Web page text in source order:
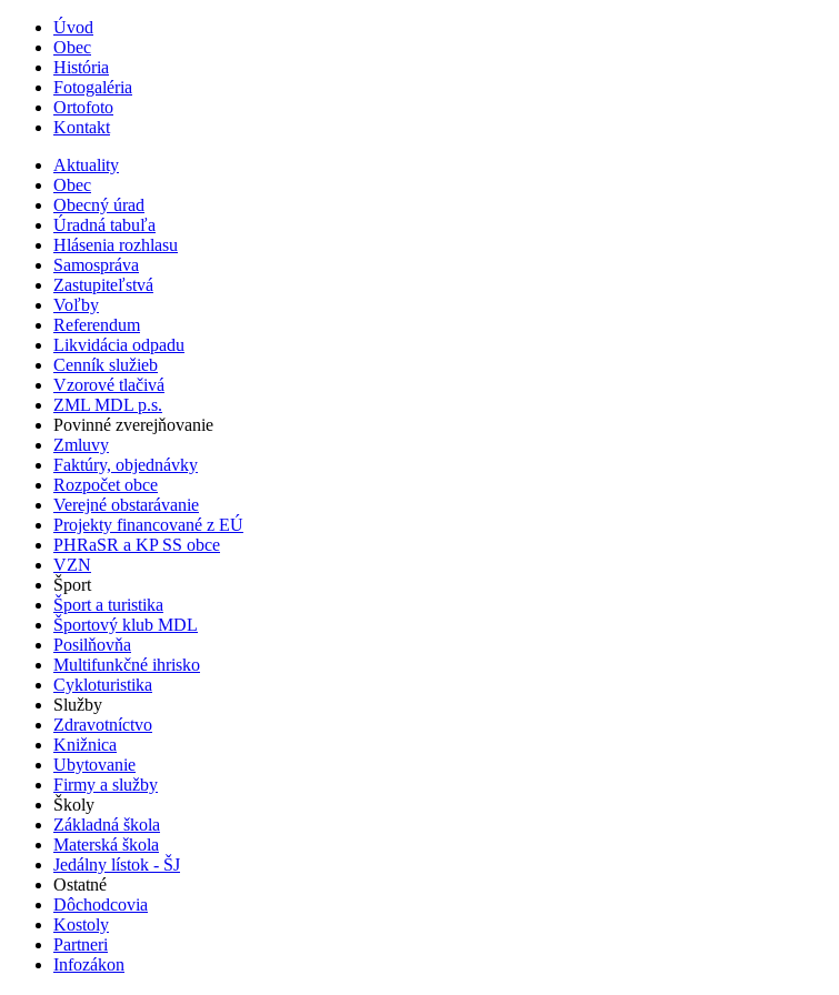
Úvod
Obec
História
Fotogaléria
Ortofoto
Kontakt
Aktuality
Obec
Obecný úrad
Úradná tabuľa
Hlásenia rozhlasu
Samospráva
Zastupiteľstvá
Voľby
Referendum
Likvidácia odpadu
Cenník služieb
Vzorové tlačivá
ZML MDL p.s.
Povinné zverejňovanie
Zmluvy
Faktúry, objednávky
Rozpočet obce
Verejné obstarávanie
Projekty financované z EÚ
PHRaSR a KP SS obce
VZN
Šport
Šport a turistika
Športový klub MDL
Posilňovňa
Multifunkčné ihrisko
Cykloturistika
Služby
Zdravotníctvo
Knižnica
Ubytovanie
Firmy a služby
Školy
Základná škola
Materská škola
Jedálny lístok - ŠJ
Ostatné
Dôchodcovia
Kostoly
Partneri
Infozákon